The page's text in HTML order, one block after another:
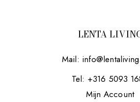
LENTA
Mail:
Tel: +316 5093
Mijn Account